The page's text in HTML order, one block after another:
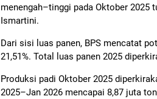
menengah–tinggi pada Oktober 2025
Ismartini.
Dari sisi luas panen, BPS mencatat
21,51%. Total luas panen 2025
Produksi padi Oktober 2025
2025–Jan 2026 mencapai 8,87 juta ton